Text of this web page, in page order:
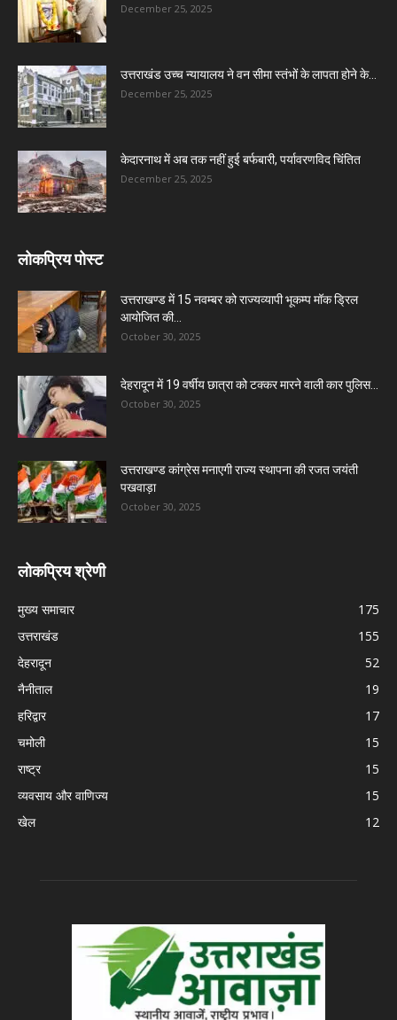
December 25, 2025
उत्तराखंड उच्च न्यायालय ने वन सीमा स्तंभों के लापता होने के...
December 25, 2025
केदारनाथ में अब तक नहीं हुई बर्फबारी, पर्यावरणविद चिंतित
December 25, 2025
लोकप्रिय पोस्ट
उत्तराखण्ड में 15 नवम्बर को राज्यव्यापी भूकम्प मॉक ड्रिल
आयोजित की...
October 30, 2025
देहरादून में 19 वर्षीय छात्रा को टक्कर मारने वाली कार पुलिस...
October 30, 2025
उत्तराखण्ड कांग्रेस मनाएगी राज्य स्थापना की रजत जयंती
पखवाड़ा
October 30, 2025
लोकप्रिय श्रेणी
मुख्य समाचार
175
उत्तराखंड
155
देहरादून
52
नैनीताल
19
हरिद्वार
17
चमोली
15
राष्ट्र
15
व्यवसाय और वाणिज्य
15
खेल
12